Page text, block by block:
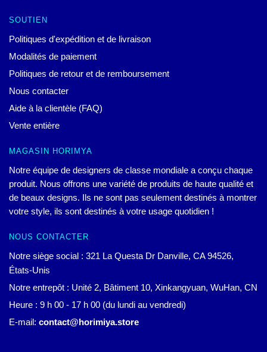
SOUTIEN
Politiques d'expédition et de livraison
Modalités de paiement
Politiques de retour et de remboursement
Nous contacter
Aide à la clientèle (FAQ)
Vente entière
MAGASIN HORIMYA
Notre équipe de designers de classe mondiale a conçu chaque
produit. Nous offrons une variété de produits de haute qualité et
de beaux designs. Ils ne sont pas seulement destinés à montrer
votre style, ils sont destinés à votre usage quotidien !
NOUS CONTACTER
Notre siège social : 321 La Questa Dr Danville, CA 94526,
États-Unis
Notre entrepôt : Unité 2, Bâtiment 10, Xinkangyuan, WuHan, CN
Heure : 9 h 00 - 17 h 00 (du lundi au vendredi)
E-mail: contact@horimiya.store